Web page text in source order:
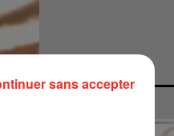
sans accepter